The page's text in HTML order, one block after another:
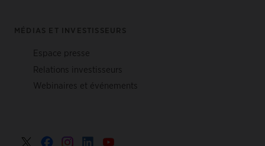
MÉDIAS ET INVESTISSEURS
Espace presse
Relations investisseurs
Webinaires et événements